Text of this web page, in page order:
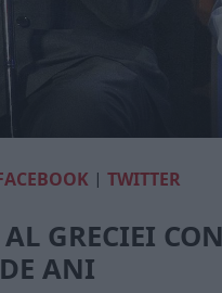
| TWITTER
AL GRECIEI
ANI